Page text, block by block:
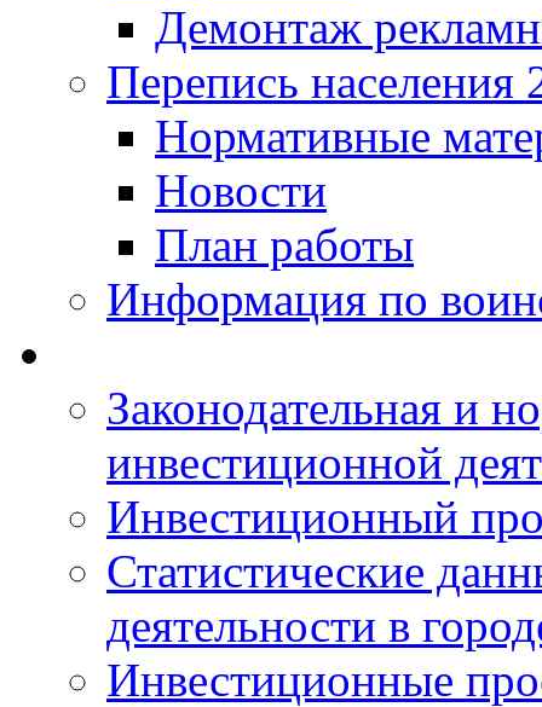
Демонтаж
Перепись населения
Нормативные
Новости
План работы
Информация по
Законодательная и
инвестиционной
Инвестиционный
Статистические
деятельности в
Инвестиционные